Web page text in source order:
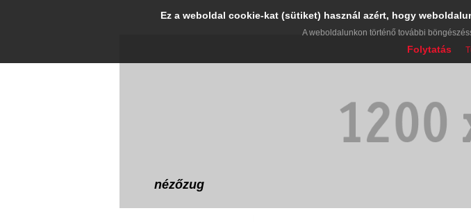
nézőzug
Ez a weboldal cookie-kat (sütiket) használ azért, hogy
A weboldalunkon történő további
Folytatás